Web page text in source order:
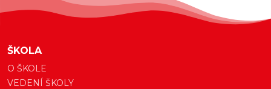
ŠKOLA
O ŠKOLE
VEDENÍ ŠKOLY